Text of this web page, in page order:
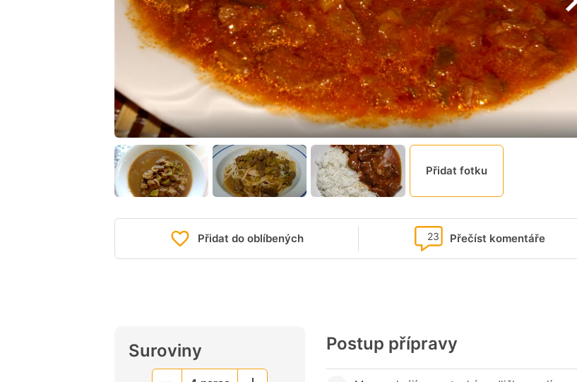
Přidat fotku
Přidat do oblíbených Přečíst komentáře
23
Suroviny Postup přípravy